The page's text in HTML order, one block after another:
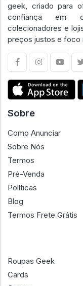
geek, criado para
confiança em
colecionadores e
preços justos e foco
Sobre
Como Anunciar
Sobre Nós
Termos
Pré-Venda
Políticas
Blog
Termos Frete Grátis
Roupas Geek
Cards